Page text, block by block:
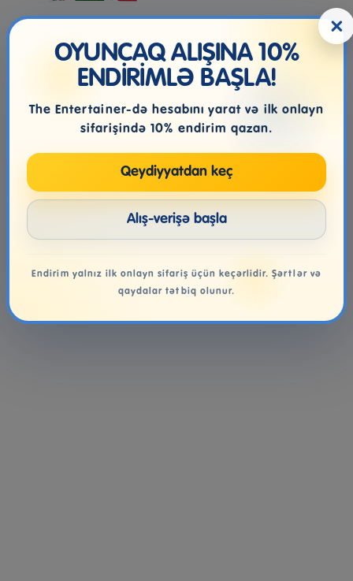
Mattel Games Tumblin’
Monkeys Kids
SLIME POTS
×
OYUNCAQ ALIŞINA 10%
ENDİRİMLƏ BAŞLA!
The Entertainer-də hesabını yarat və ilk onlayn
sifarişində 10% endirim qazan.
Qeydiyyatdan keç
Alış-verişə başla
Endirim yalnız ilk onlayn sifariş üçün keçərlidir. Şərtlər və
qaydalar tətbiq olunur.